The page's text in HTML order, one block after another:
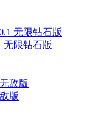
无限钻石版
版